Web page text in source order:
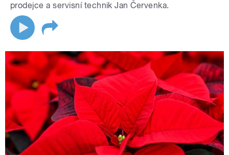
prodejce a servisní technik Jan Červenka.